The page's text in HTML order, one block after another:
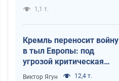
1,1 т.
Кремль переносит войну
в тыл Европы: под
угрозой критическая
логистика
Виктор Ягун 12,4 т.